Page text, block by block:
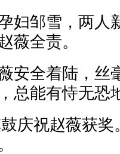
妇邹雪，两人
薇全责。
安全着陆，丝
总能有恃无恐
庆祝赵薇获